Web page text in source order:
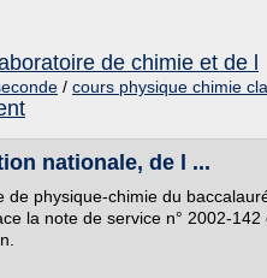
de chimie et de l
/ cours physique chimie
nationale, de l ...
de physique-chimie du
la note de service n° 2002-142